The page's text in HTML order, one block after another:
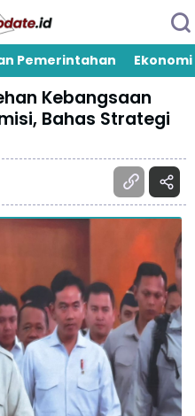
Pemerintahan Ekonomi
Kebangsaan
Bahas Strategi